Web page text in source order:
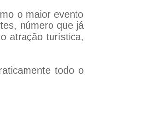
o maior evento
número que já
atração turística,
todo o